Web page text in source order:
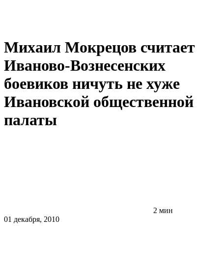
Михаил Мокрецов считает
Иваново-Вознесенских
боевиков ничуть не хуже
Ивановской общественной
палаты
2 мин
01 декабря, 2010